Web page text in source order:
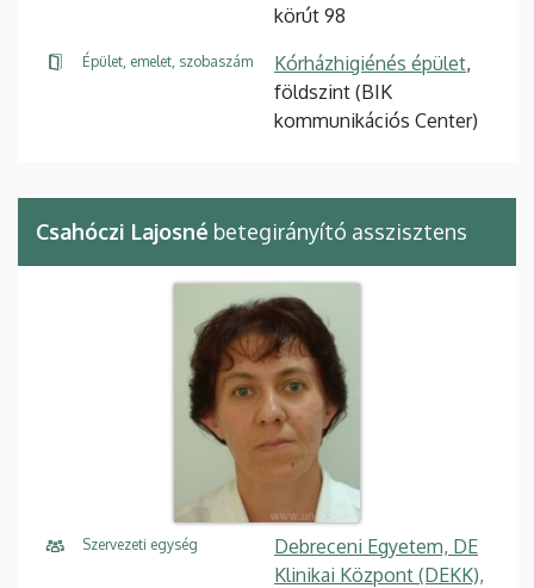
körút 98
Épület, emelet, szobaszám Kórházhigiénés épület,
földszint (BIK
kommunikációs Center)
Csahóczi Lajosné betegirányító asszisztens
Szervezeti egység
Debreceni Egyetem, DE
Klinikai Központ (DEKK),